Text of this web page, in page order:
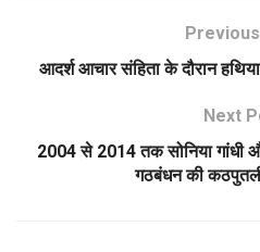
आदर्श आचार संहिता के दौरान
Next
2004 से 2014 तक सोनिया गांधी
गठबंधन की